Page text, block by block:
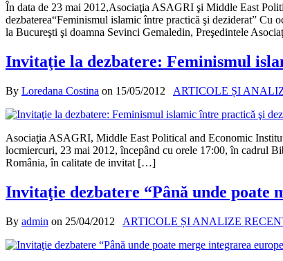
În data de 23 mai 2012,Asociaţia ASAGRI şi Middle East
dezbaterea“Feminismul islamic între practică şi deziderat”
la Bucureşti şi doamna Sevinci Gemaledin, Preşedintele
Invitaţie la dezbatere: Feminismul
By Loredana Costina on 15/05/2012 ARTICOLE ȘI
Asociaţia ASAGRI, Middle East Political and Economic
locmiercuri, 23 mai 2012, începând cu orele 17:00, în cadrul
România, în calitate de invitat […]
Invitaţie dezbatere “Până unde poate
By admin on 25/04/2012 ARTICOLE ȘI ANALIZE